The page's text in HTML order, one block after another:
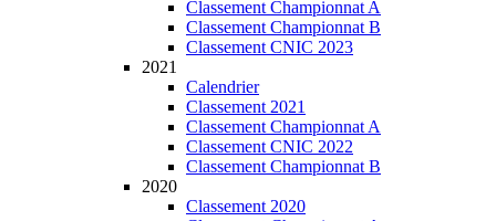
Classement Championnat A
Classement Championnat B
Classement CNIC 2023
2021
Calendrier
Classement 2021
Classement Championnat A
Classement CNIC 2022
Classement Championnat B
2020
Classement 2020